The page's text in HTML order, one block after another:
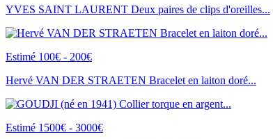
YVES SAINT LAURENT Deux paires de clips d'oreilles...
Estimé 100€ - 200€
Hervé VAN DER STRAETEN Bracelet en laiton doré...
Estimé 1500€ - 3000€